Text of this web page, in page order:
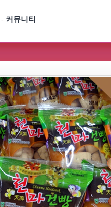
- 커뮤니티